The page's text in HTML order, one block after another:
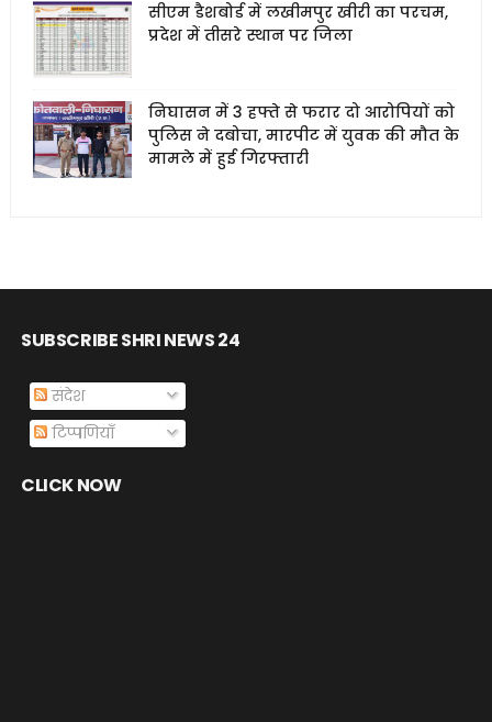
सीएम डैशबोर्ड में लखीमपुर खीरी का परचम,
प्रदेश में तीसरे स्थान पर जिला
निघासन में 3 हफ्ते से फरार दो आरोपियों को
पुलिस ने दबोचा, मारपीट में युवक की मौत के
मामले में हुई गिरफ्तारी
SUBSCRIBE SHRI NEWS 24
संदेश
टिप्पणियाँ
CLICK NOW